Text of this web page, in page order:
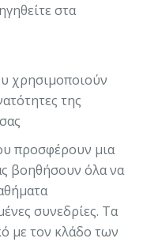
στα
χρησιμοποιούν
της
προσφέρουν μια
βοηθήσουν όλα να
συνεδρίες. Τα
με τον κλάδο των